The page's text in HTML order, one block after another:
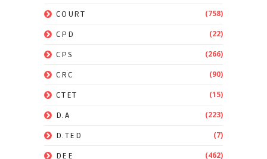
COURT (758)
CPD (22)
CPS (266)
CRC (90)
CTET (15)
D.A (223)
D.TED (7)
DEE (462)